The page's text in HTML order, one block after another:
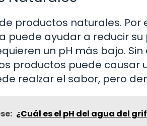
productos naturales.
puede ayudar a reducir su
un pH más bajo.
productos puede causar
realzar el sabor, pero
¿Cuál es el pH del agua del